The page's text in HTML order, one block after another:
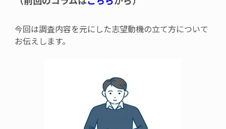
今回は調査内容を元にした志望動機の立て方について
お伝えします。